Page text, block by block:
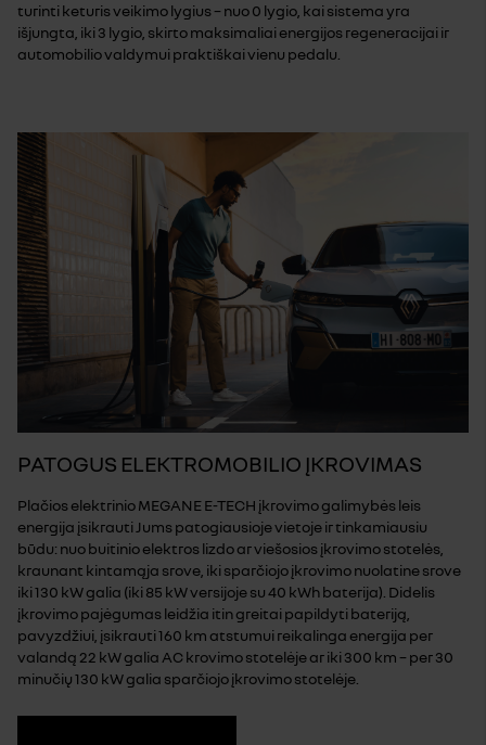
turinti keturis veikimo lygius – nuo 0 lygio, kai sistema yra
išjungta, iki 3 lygio, skirto maksimaliai energijos regeneracijai ir
automobilio valdymui praktiškai vienu pedalu.
PATOGUS ELEKTROMOBILIO ĮKROVIMAS
Plačios elektrinio MEGANE E-TECH įkrovimo galimybės leis
energija įsikrauti Jums patogiausioje vietoje ir tinkamiausiu
būdu: nuo buitinio elektros lizdo ar viešosios įkrovimo stotelės,
kraunant kintamąja srove, iki sparčiojo įkrovimo nuolatine srove
iki 130 kW galia (iki 85 kW versijoje su 40 kWh baterija). Didelis
įkrovimo pajėgumas leidžia itin greitai papildyti bateriją,
pavyzdžiui, įsikrauti 160 km atstumui reikalinga energija per
valandą 22 kW galia AC krovimo stotelėje ar iki 300 km – per 30
minučių 130 kW galia sparčiojo įkrovimo stotelėje.